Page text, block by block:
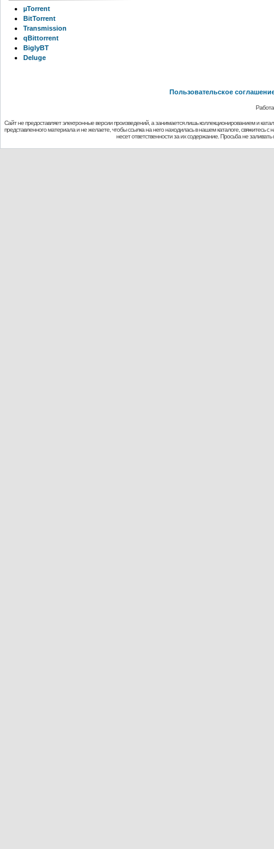
µTorrent
BitTorrent
Transmission
qBittorrent
BiglyBT
Deluge
Пользовательское
Сайт не предоставляет электронные версии произведений, а занимается лишь коллекционированием и
представленного материала и не желаете, чтобы ссылка на него находилась в нашем каталоге,
несет ответственности за их содержание. Просьба не